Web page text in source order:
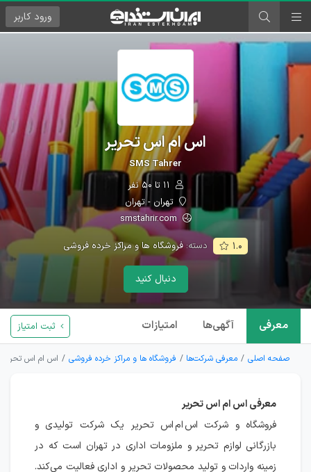
ورود کاربر
اس ام اس تحریر
SMS Tahrer
تهران - تهران
smstahrir.com
۱.۰ دسته:فروشگاه ها و مراکز خرده فروشی
دنبال کنید
معرفی آگهی‌ها امتیازات ثبت امتیاز
صفحه اصلی معرفی شرکت‌ها فروشگاه ها و مراکز خرده فروشی اس ام اس تحریر
معرفی اس ام اس تحریر
فروشگاه و شرکت اس ام اس تحریر یک شرکت تولیدی و
بازرگانی لوازم تحریر و ملزومات اداری در تهران است که در
زمینه واردات و تولید محصولات تحریر و اداری فعالیت می‌کند.